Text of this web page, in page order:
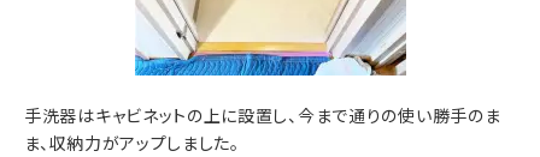
手洗器はキャビネットの上に設置し、今まで通りの使い勝手のま
ま、収納力がアップしました。